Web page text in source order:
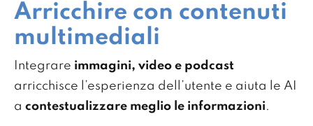
Arricchire con contenuti
multimediali
Integrare immagini, video e podcast
arricchisce l’esperienza dell’utente e aiuta le AI
a contestualizzare meglio le informazioni.